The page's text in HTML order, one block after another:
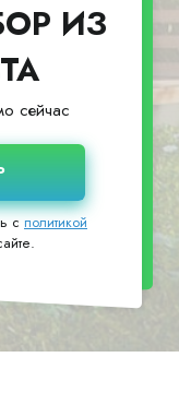
ИЗ
сейчас
сполитикой